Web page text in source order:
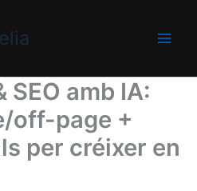
SEO amb IA:
off-page +
per créixer en